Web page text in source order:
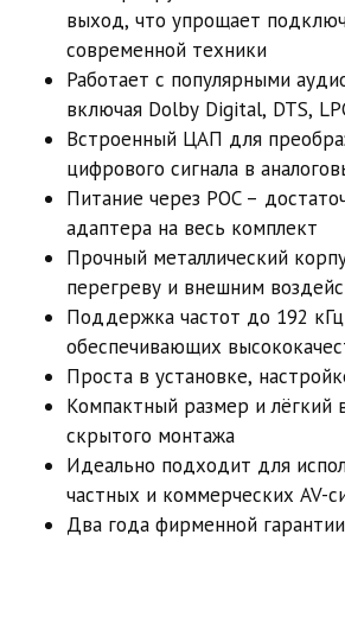
выход, что упрощает
современной техники
Работает с популярными
включая Dolby Digital, DTS,
Встроенный ЦАП для
цифрового сигнала в
Питание через POC –
адаптера на весь комплект
Прочный металлический
перегреву и внешним
Поддержка частот до 192
обеспечивающих
Проста в установке,
Компактный размер и лёгкий
скрытого монтажа
Идеально подходит для
частных и коммерческих AV-
Два года фирменной гарантии